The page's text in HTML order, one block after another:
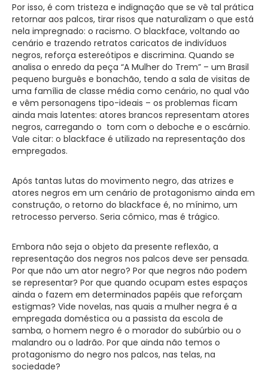
Por isso, é com tristeza e indignação que se vê tal prática
retornar aos palcos, tirar risos que naturalizam o que está
nela impregnado: o racismo. O blackface, voltando ao
cenário e trazendo retratos caricatos de indivíduos
negros, reforça estereótipos e discrimina. Quando se
analisa o enredo da peça “A Mulher do Trem” – um Brasil
pequeno burguês e bonachão, tendo a sala de visitas de
uma família de classe média como cenário, no qual vão
e vêm personagens tipo-ideais – os problemas ficam
ainda mais latentes: atores brancos representam atores
negros, carregando o tom com o deboche e o escárnio.
Vale citar: o blackface é utilizado na representação dos
empregados.
Após tantas lutas do movimento negro, das atrizes e
atores negros em um cenário de protagonismo ainda em
construção, o retorno do blackface é, no mínimo, um
retrocesso perverso. Seria cômico, mas é trágico.
Embora não seja o objeto da presente reflexão, a
representação dos negros nos palcos deve ser pensada.
Por que não um ator negro? Por que negros não podem
se representar? Por que quando ocupam estes espaços
ainda o fazem em determinados papéis que reforçam
estigmas? Vide novelas, nas quais a mulher negra é a
empregada doméstica ou a passista da escola de
samba, o homem negro é o morador do subúrbio ou o
malandro ou o ladrão. Por que ainda não temos o
protagonismo do negro nos palcos, nas telas, na
sociedade?